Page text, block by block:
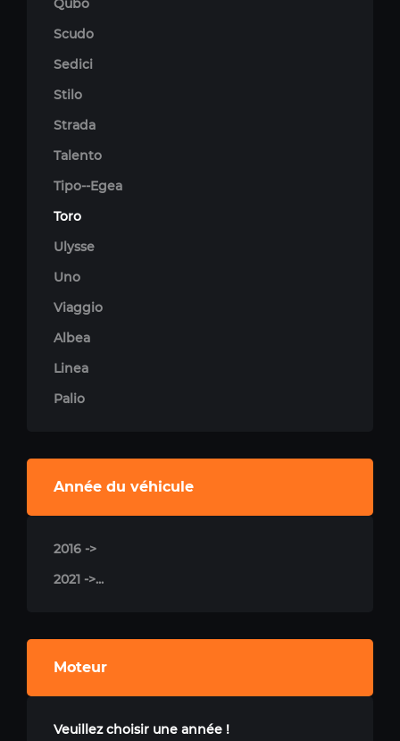
Qubo
Scudo
Sedici
Stilo
Strada
Talento
Tipo--Egea
Toro
Ulysse
Uno
Viaggio
Albea
Linea
Palio
Année du véhicule
2016 ->
2021 ->...
Moteur
Veuillez choisir une année !